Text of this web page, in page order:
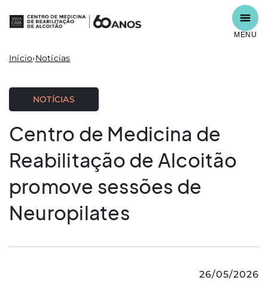
MENU
Início›Notícias
NOTÍCIAS
Centro de Medicina de
Reabilitação de Alcoitão
promove sessões de
Neuropilates
26/05/2026